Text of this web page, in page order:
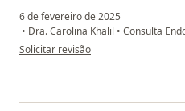
6 de fevereiro de 2025
• Dra. Carolina Khalil • Consulta
na opinião do utilizador IG
Solicitar revisão